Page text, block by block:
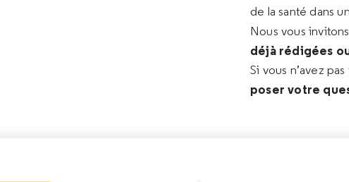
de la santé dans un
Nous vous
déjà rédigées
Si vous n’avez
poser votre